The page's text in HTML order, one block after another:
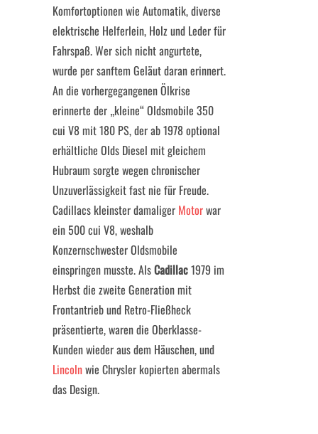
Komfortoptionen wie Automatik, diverse
elektrische Helferlein, Holz und Leder für
Fahrspaß. Wer sich nicht angurtete,
wurde per sanftem Geläut daran erinnert.
An die vorhergegangenen Ölkrise
erinnerte der „kleine“ Oldsmobile 350
cui V8 mit 180 PS, der ab 1978 optional
erhältliche Olds Diesel mit gleichem
Hubraum sorgte wegen chronischer
Unzuverlässigkeit fast nie für Freude.
Cadillacs kleinster damaliger Motorwar
ein 500 cui V8, weshalb
Konzernschwester Oldsmobile
einspringen musste. AlsCadillac1979 im
Herbst die zweite Generation mit
Frontantrieb und Retro-Fließheck
präsentierte, waren die Oberklasse-
Kunden wieder aus dem Häuschen, und
Lincolnwie Chrysler kopierten abermals
das Design.